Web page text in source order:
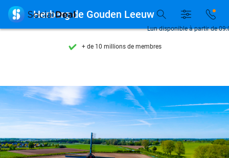
Disponible 7 jours par semaine
+ de 10 millions de membres
Disponible 7 jours par semaine
+ de 10 millions de membres
Lun disponible à partir de
 Herberg de Gouden Leeuw